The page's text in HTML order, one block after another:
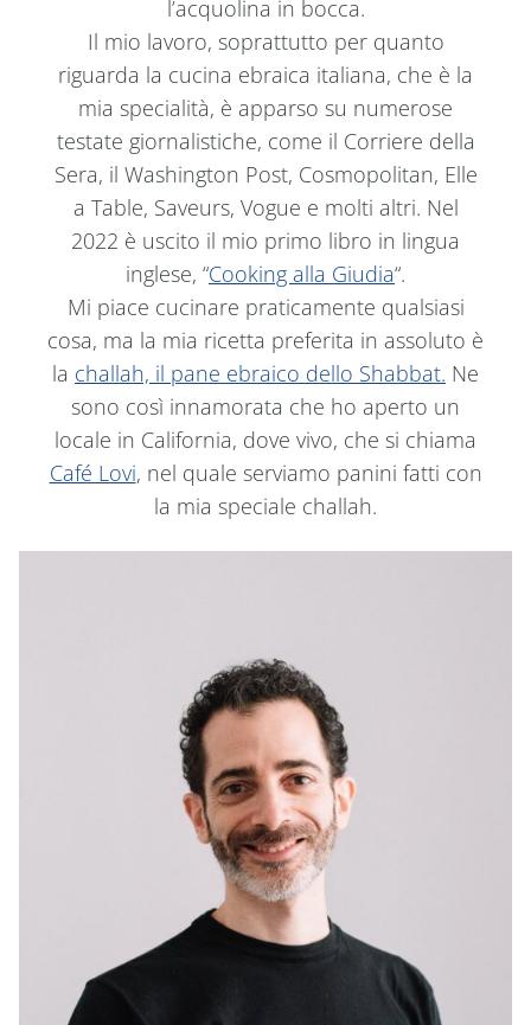
l’acquolina in bocca.
Il mio lavoro, soprattutto per quanto
riguarda la cucina ebraica italiana, che è la
mia specialità, è apparso su numerose
testate giornalistiche, come il Corriere della
Sera, il Washington Post, Cosmopolitan, Elle
a Table, Saveurs, Vogue e molti altri. Nel
2022 è uscito il mio primo libro in lingua
inglese, “Cooking alla Giudia“.
Mi piace cucinare praticamente qualsiasi
cosa, ma la mia ricetta preferita in assoluto è
la challah, il pane ebraico dello Shabbat. Ne
sono così innamorata che ho aperto un
locale in California, dove vivo, che si chiama
Café Lovi, nel quale serviamo panini fatti con
la mia speciale challah.